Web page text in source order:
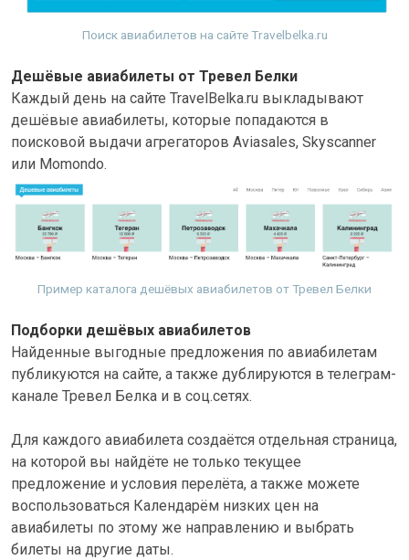
Поиск авиабилетов на сайте Travelbelka.ru
Дешёвые авиабилеты от Тревел Белки
Каждый день на сайте TravelBelka.ru выкладывают
дешёвые авиабилеты, которые попадаются в
поисковой выдачи агрегаторов Aviasales, Skyscanner
или Momondo.
Пример каталога дешёвых авиабилетов от Тревел Белки
Подборки дешёвых авиабилетов
Найденные выгодные предложения по авиабилетам
публикуются на сайте, а также дублируются в телеграм-
канале Тревел Белка и в соц.сетях.
Для каждого авиабилета создаётся отдельная страница,
на которой вы найдёте не только текущее
предложение и условия перелёта, а также можете
воспользоваться Календарём низких цен на
авиабилеты по этому же направлению и выбрать
билеты на другие даты.